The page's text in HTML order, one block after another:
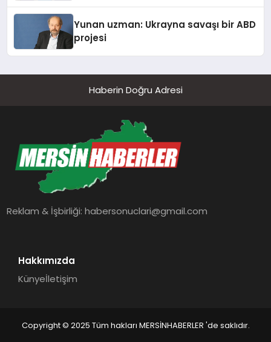
Yunan uzman: Ukrayna savaşı bir ABD
projesi
Haberin Doğru Adresi
Reklam & İşbirliği:habersonuclari@gmail.com
Hakkımızda
Künyeİletişim
Copyright © 2025 Tüm hakları MERSİNHABERLER 'de saklıdır.